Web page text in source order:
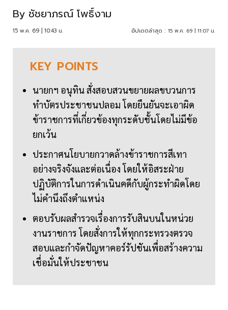
By ชัชยาภรณ์ โพธิ์งาม
15 พ.ค. 69 | 10:43 น. อัปเดตล่าสุด : 15 พ.ค. 69 | 11:07 น.
KEY POINTS
นายกฯ อนุทิน สั่งสอบสวนขยายผลขบวนการ
ทำบัตรประชาชนปลอม โดยยืนยันจะเอาผิด
ข้าราชการที่เกี่ยวข้องทุกระดับชั้นโดยไม่มีข้อ
ยกเว้น
ประกาศนโยบายกวาดล้างข้าราชการสีเทา
อย่างจริงจังและต่อเนื่อง โดยให้อิสระฝ่าย
ปฏิบัติการในการดำเนินคดีกับผู้กระทำผิดโดย
ไม่คำนึงถึงตำแหน่ง
ตอบรับผลสำรวจเรื่องการรับสินบนในหน่วย
งานราชการ โดยสั่งการให้ทุกกระทรวงตรวจ
สอบและกำจัดปัญหาคอร์รัปชันเพื่อสร้างความ
เชื่อมั่นให้ประชาชน